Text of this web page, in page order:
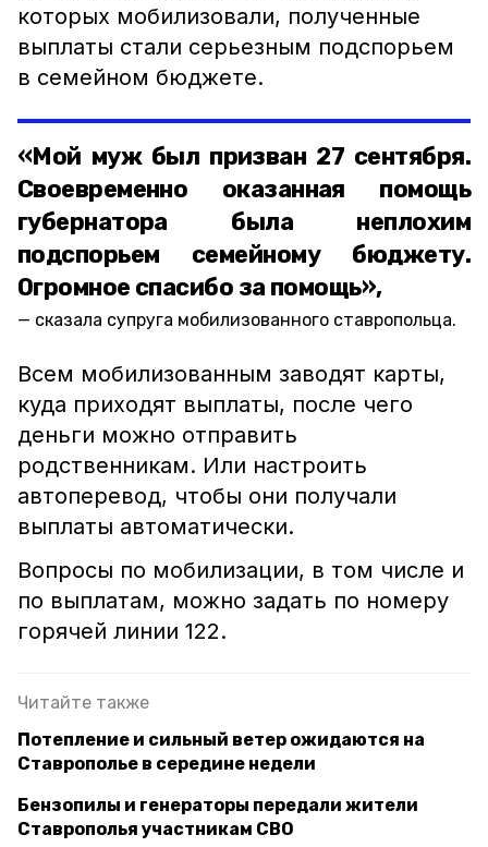
которых мобилизовали, полученные
выплаты стали серьезным подспорьем
в семейном бюджете.
«Мой муж был призван 27 сентября.
Своевременно оказанная помощь
губернатора была неплохим
подспорьем семейному бюджету.
Огромное спасибо за помощь»,
сказала супруга мобилизованного ставропольца.
Всем мобилизованным заводят карты,
куда приходят выплаты, после чего
деньги можно отправить
родственникам. Или настроить
автоперевод, чтобы они получали
выплаты автоматически.
Вопросы по мобилизации, в том числе и
по выплатам, можно задать по номеру
горячей линии 122.
Читайте также
Потепление и сильный ветер ожидаются на
Ставрополье в середине недели
Бензопилы и генераторы передали жители
Ставрополья участникам СВО